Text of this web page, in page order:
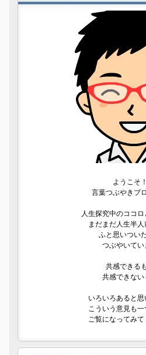
ようこそ
言葉つぶやきブ
人生探究中のココロ
まだまだ人生半人
ふと思いつい
つぶやいてい
共感できる
共感できない
いろいろあると思
こういう意見も一
ご覧になってみて